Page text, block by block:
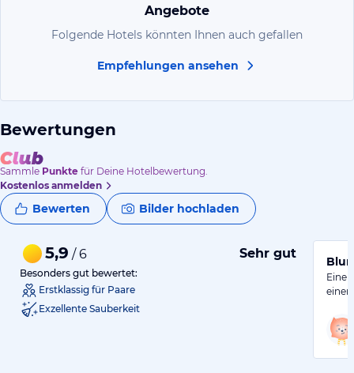
Angebote
Folgende Hotels könnten Ihnen auch gefallen
Empfehlungen ansehen
Bewertungen
Sammle Punkte für Deine Hotelbewertung.
Kostenlos anmelden
Bewerten Bilder hochladen
5,9 / 6 Sehr gut
Besonders gut bewertet:
Erstklassig für Paare
Exzellente Sauberkeit
Eine